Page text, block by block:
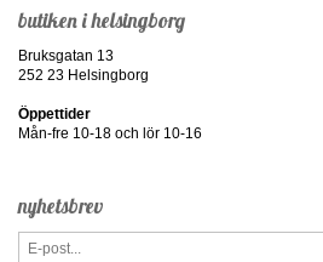
butiken i helsingborg
Bruksgatan 13
252 23 Helsingborg
Öppettider
Mån-fre 10-18 och lör 10-16
nyhetsbrev